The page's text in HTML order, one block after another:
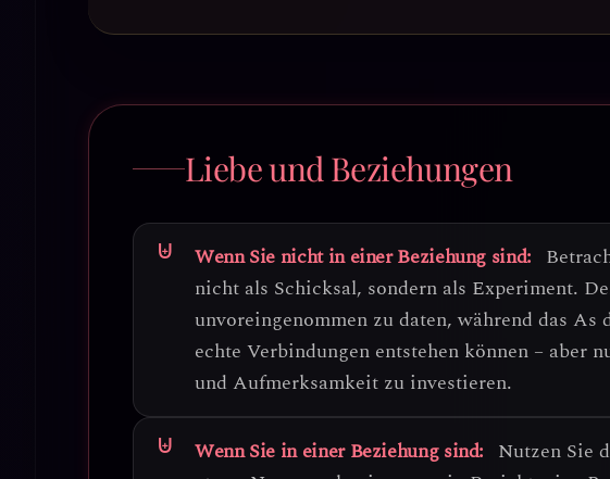
Liebe und Beziehungen
Wenn Sie nicht in einer Beziehung sind:
nicht als Schicksal, sondern als Experiment.
unvoreingenommen zu daten, während das
echte Verbindungen entstehen können – aber
und Aufmerksamkeit zu investieren.
Wenn Sie in einer Beziehung sind: Nutzen Sie